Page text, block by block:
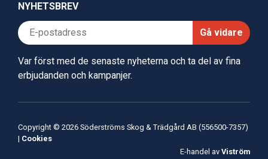
NYHETSBREV
Gå vidare
Var först med de senaste nyheterna och ta del av fina
erbjudanden och kampanjer.
Copyright © 2026 Söderströms Skog & Trädgård AB (556500-7357)
| Cookies
E-handel av Viström